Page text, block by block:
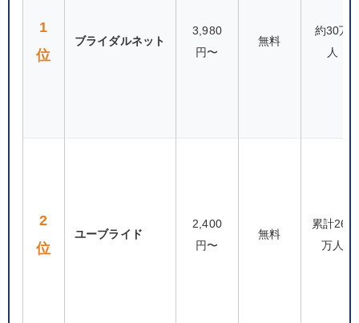
1
位
ブライダルネット
3,980
円〜
無料
約30万
人
2
位
ユーブライド
2,400
円〜
無料
累計260
万人